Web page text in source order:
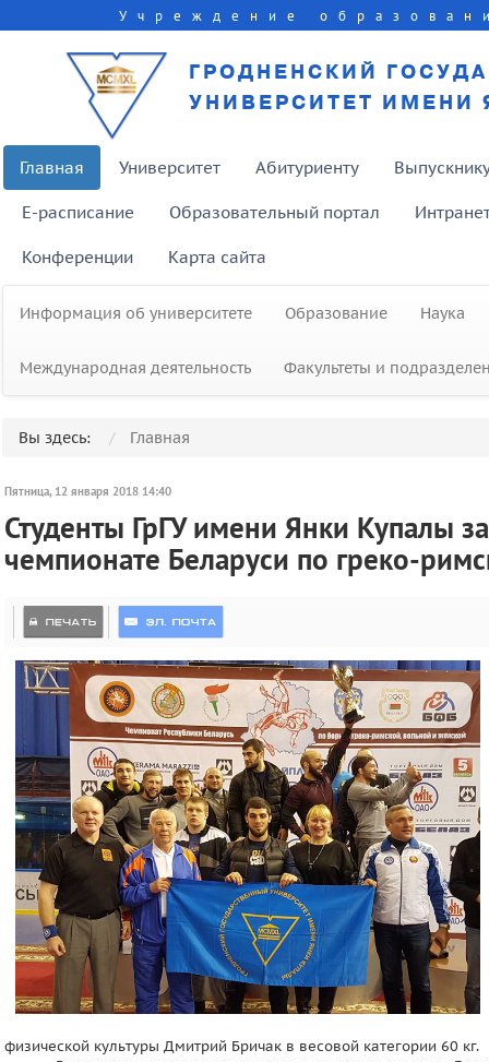
Учреждение
ГРОДНЕНСКИЙ
УНИВЕРСИТЕТ ИМЕНИ
Главная Университет Абитуриенту
E-расписание Образовательный портал
Конференции Карта сайта
Информация об университете Образование Наука
Международная деятельность Факультеты и
Вы здесь: Главная
Пятница, 12 января 2018 14:40
Студенты ГрГУ имени Янки Купалы
чемпионате Беларуси по греко-
физической культуры Дмитрий Бричак в весовой категории 60 кг.